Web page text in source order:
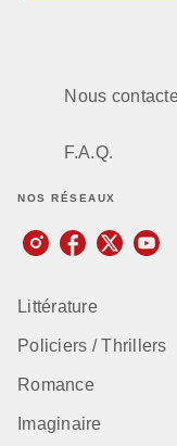
Nous
F.A.Q.
NOS RÉSEAUX
Littérature
Policiers / Thrillers
Romance
Imaginaire